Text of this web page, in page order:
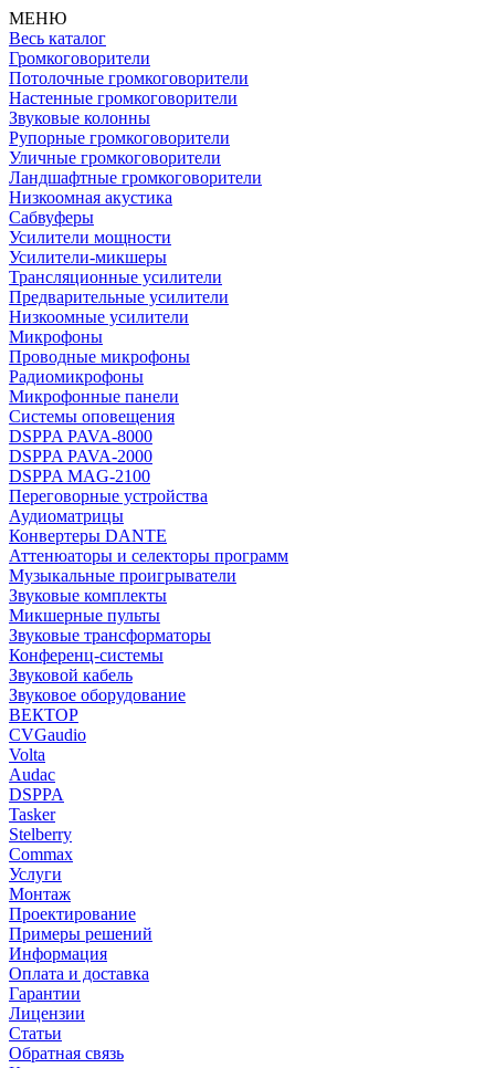
МЕНЮ
Весь каталог
Громкоговорители
Потолочные громкоговорители
Настенные громкоговорители
Звуковые колонны
Рупорные громкоговорители
Уличные громкоговорители
Ландшафтные громкоговорители
Низкоомная акустика
Сабвуферы
Усилители мощности
Усилители-микшеры
Трансляционные усилители
Предварительные усилители
Низкоомные усилители
Микрофоны
Проводные микрофоны
Радиомикрофоны
Микрофонные панели
Системы оповещения
DSPPA PAVA-8000
DSPPA PAVA-2000
DSPPA MAG-2100
Переговорные устройства
Аудиоматрицы
Конвертеры DANTE
Аттенюаторы и селекторы программ
Музыкальные проигрыватели
Звуковые комплекты
Микшерные пульты
Звуковые трансформаторы
Конференц-системы
Звуковой кабель
Звуковое оборудование
ВЕКТОР
CVGaudio
Volta
Audac
DSPPA
Tasker
Stelberry
Commax
Услуги
Монтаж
Проектирование
Примеры решений
Информация
Оплата и доставка
Гарантии
Лицензии
Статьи
Обратная связь